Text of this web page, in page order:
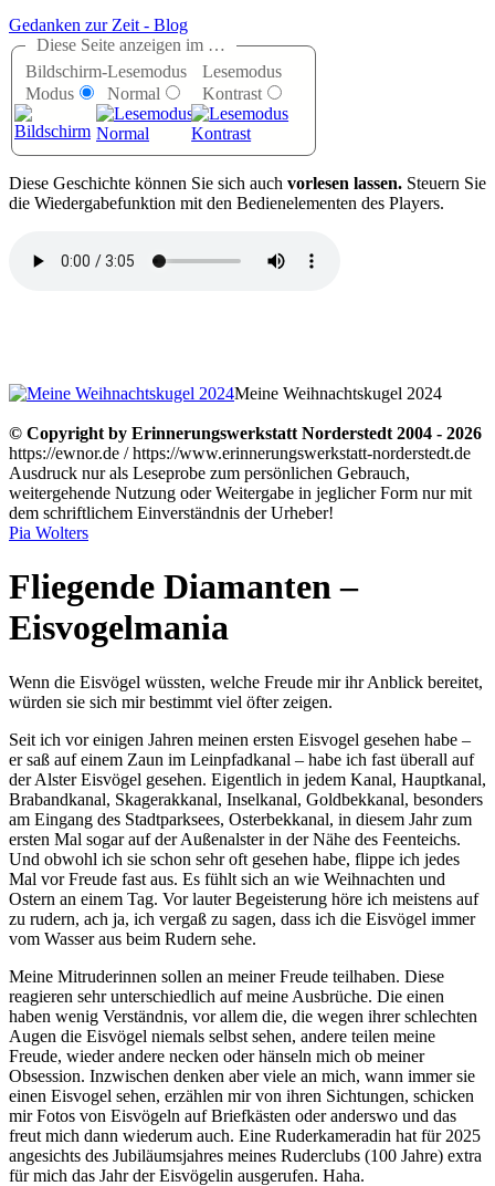
Gedanken zur Zeit - Blog
Diese Seite anzeigen im …
Bildschirm-
Modus
Lesemodus
Normal
Lesemodus
Kontrast
Diese Geschichte können Sie sich auch vorlesen lassen. Steuern Sie
die Wiedergabefunktion mit den Bedienelementen des Players.
Meine Weihnachtskugel 2024
© Copyright by Erinnerungswerkstatt Norderstedt 2004 - 2026
https://ewnor.de / https://www.erinnerungswerkstatt-norderstedt.de
Ausdruck nur als Leseprobe zum persönlichen Gebrauch,
weitergehende Nutzung oder Weitergabe in jeglicher Form nur mit
dem schriftlichem Einverständnis der Urheber!
Pia Wolters
Fliegende Diamanten –
Eisvogelmania
Wenn die Eisvögel wüssten, welche Freude mir ihr Anblick bereitet,
würden sie sich mir bestimmt viel öfter zeigen.
Seit ich vor einigen Jahren meinen ersten Eisvogel gesehen habe –
er saß auf einem Zaun im Leinpfadkanal – habe ich fast überall auf
der Alster Eisvögel gesehen. Eigentlich in jedem Kanal, Hauptkanal,
Brabandkanal, Skagerakkanal, Inselkanal, Goldbekkanal, besonders
am Eingang des Stadtparksees, Osterbekkanal, in diesem Jahr zum
ersten Mal sogar auf der Außenalster in der Nähe des Feenteichs.
Und obwohl ich sie schon sehr oft gesehen habe, flippe ich jedes
Mal vor Freude fast aus. Es fühlt sich an wie Weihnachten und
Ostern an einem Tag. Vor lauter Begeisterung höre ich meistens auf
zu rudern, ach ja, ich vergaß zu sagen, dass ich die Eisvögel immer
vom Wasser aus beim Rudern sehe.
Meine Mitruderinnen sollen an meiner Freude teilhaben. Diese
reagieren sehr unterschiedlich auf meine Ausbrüche. Die einen
haben wenig Verständnis, vor allem die, die wegen ihrer schlechten
Augen die Eisvögel niemals selbst sehen, andere teilen meine
Freude, wieder andere necken oder hänseln mich ob meiner
Obsession. Inzwischen denken aber viele an mich, wann immer sie
einen Eisvogel sehen, erzählen mir von ihren Sichtungen, schicken
mir Fotos von Eisvögeln auf Briefkästen oder anderswo und das
freut mich dann wiederum auch. Eine Ruderkameradin hat für 2025
angesichts des Jubiläumsjahres meines Ruderclubs (100 Jahre) extra
für mich das Jahr der Eisvögelin ausgerufen. Haha.